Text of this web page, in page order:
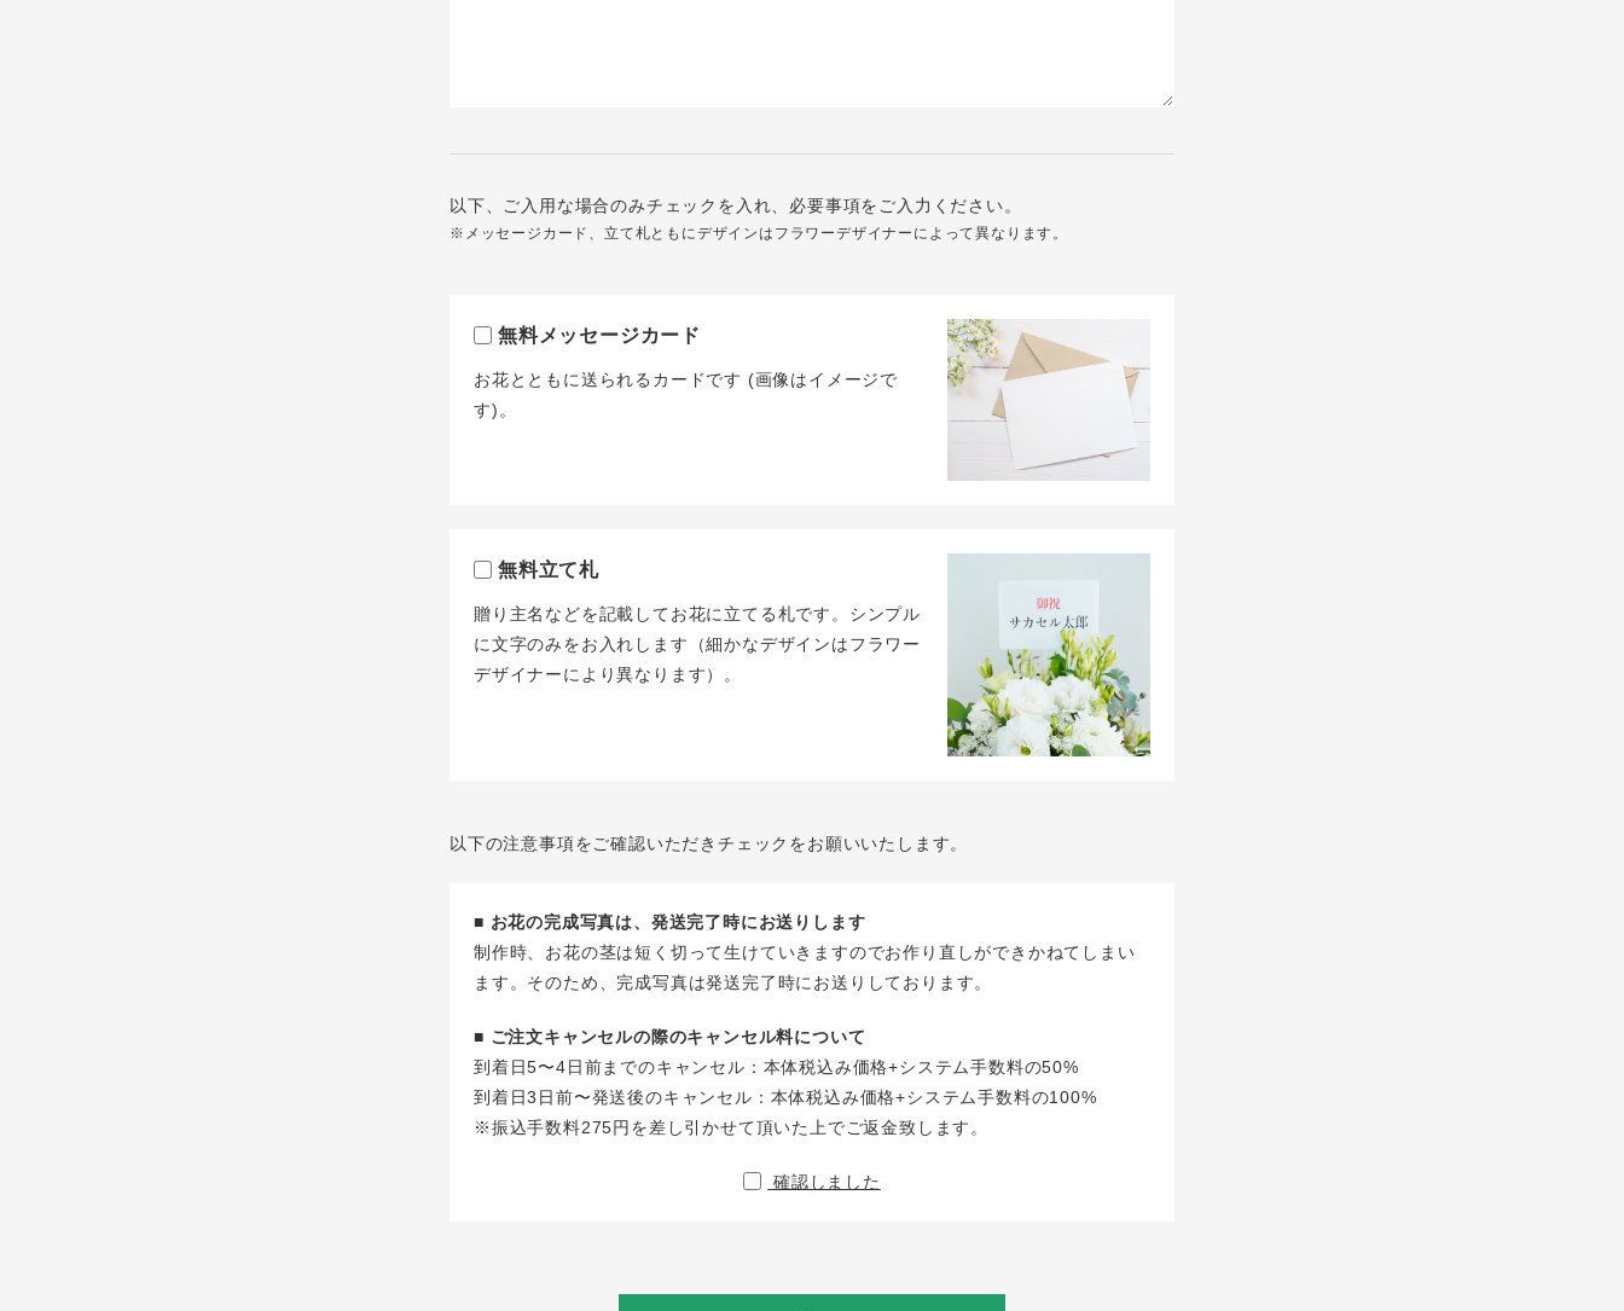
以下、ご入用な場合のみチェックを入れ、必要事項をご入力ください。
※メッセージカード、立て札ともにデザインはフラワーデザイナーによって異なります。
無料メッセージカード
お花とともに送られるカードです (画像はイメージで
す)。
無料立て札
贈り主名などを記載してお花に立てる札です。シンプル
に文字のみをお入れします（細かなデザインはフラワー
デザイナーにより異なります）。
以下の注意事項をご確認いただきチェックをお願いいたします。
■ お花の完成写真は、発送完了時にお送りします
制作時、お花の茎は短く切って生けていきますのでお作り直しができかねてしまい
ます。そのため、完成写真は発送完了時にお送りしております。
■ ご注文キャンセルの際のキャンセル料について
到着日5〜4日前までのキャンセル：本体税込み価格+システム手数料の50%
到着日3日前〜発送後のキャンセル：本体税込み価格+システム手数料の100%
※振込手数料275円を差し引かせて頂いた上でご返金致します。
確認しました